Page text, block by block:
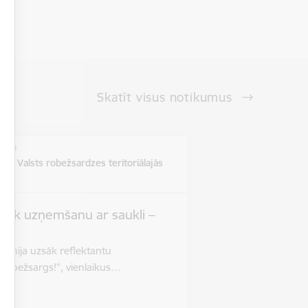
Skatīt visus notikumus
un Valsts robežsardzes teritoriālajās
uzņemšanu ar saukli –
jūnija uzsāk reflektantu
robežsargs!”, vienlaikus…